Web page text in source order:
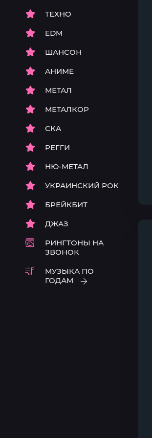
ТЕХНО
EDM
ШАНСОН
АНИМЕ
МЕТАЛ
МЕТАЛКОР
СКА
РЕГГИ
НЮ-МЕТАЛ
УКРАИНСКИЙ РОК
БРЕЙКБИТ
ДЖАЗ
РИНГТОНЫ НА
ЗВОНОК
МУЗЫКА ПО
ГОДАМ